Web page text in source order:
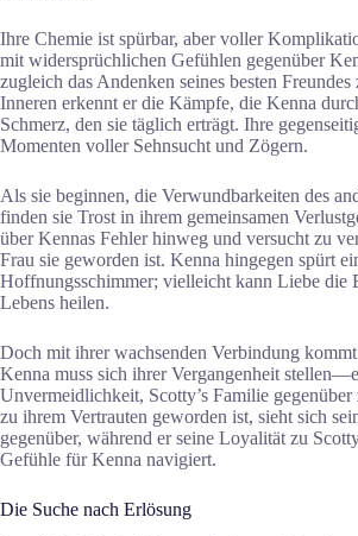
Ihre Chemie ist spürbar, aber voller
mit widersprüchlichen Gefühlen gegenüber
zugleich das Andenken seines besten
Inneren erkennt er die Kämpfe, die Kenna
Schmerz, den sie täglich erträgt. Ihre
Momenten voller Sehnsucht und Zögern.
Als sie beginnen, die Verwundbarkeiten des
finden sie Trost in ihrem gemeinsamen
über Kennas Fehler hinweg und versucht zu
Frau sie geworden ist. Kenna hingegen spürt
Hoffnungsschimmer; vielleicht kann Liebe die
Lebens heilen.
Doch mit ihrer wachsenden Verbindung
Kenna muss sich ihrer Vergangenheit
Unvermeidlichkeit, Scotty’s Familie gegenüber
zu ihrem Vertrauten geworden ist, sieht sich
gegenüber, während er seine Loyalität zu
Gefühle für Kenna navigiert.
Die Suche nach Erlösung